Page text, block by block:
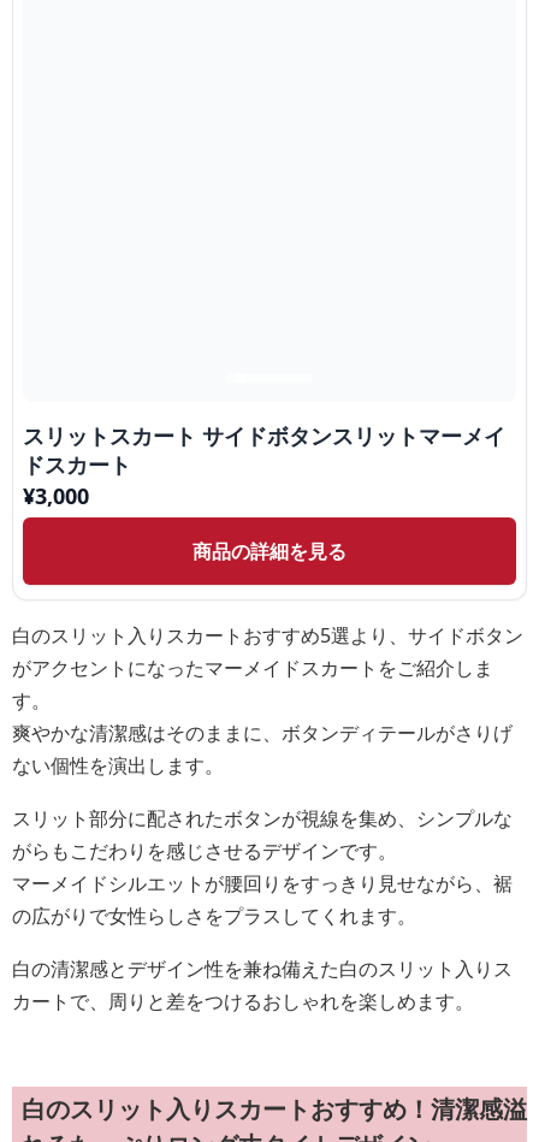
スリットスカート サイドボタンスリットマーメイ
ドスカート
¥3,000
商品の詳細を見る
白のスリット入りスカートおすすめ5選より、サイドボタン
がアクセントになったマーメイドスカートをご紹介しま
す。
爽やかな清潔感はそのままに、ボタンディテールがさりげ
ない個性を演出します。
スリット部分に配されたボタンが視線を集め、シンプルな
がらもこだわりを感じさせるデザインです。
マーメイドシルエットが腰回りをすっきり見せながら、裾
の広がりで女性らしさをプラスしてくれます。
白の清潔感とデザイン性を兼ね備えた白のスリット入りス
カートで、周りと差をつけるおしゃれを楽しめます。
白のスリット入りスカートおすすめ！清潔感溢